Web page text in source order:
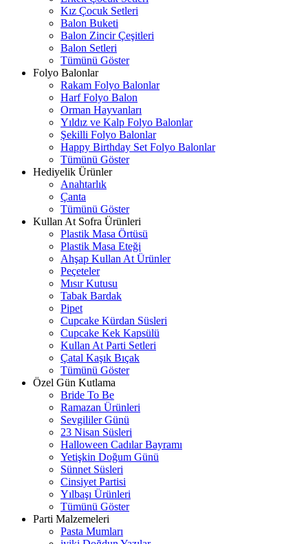
Kız Çocuk Setleri
Balon Buketi
Balon Zincir Çeşitleri
Balon Setleri
Tümünü Göster
Folyo Balonlar
Rakam Folyo Balonlar
Harf Folyo Balon
Orman Hayvanları
Yıldız ve Kalp Folyo Balonlar
Şekilli Folyo Balonlar
Happy Birthday Set Folyo Balonlar
Tümünü Göster
Hediyelik Ürünler
Anahtarlık
Çanta
Tümünü Göster
Kullan At Sofra Ürünleri
Plastik Masa Örtüsü
Plastik Masa Eteği
Ahşap Kullan At Ürünler
Peçeteler
Mısır Kutusu
Tabak Bardak
Pipet
Cupcake Kürdan Süsleri
Cupcake Kek Kapsülü
Kullan At Parti Setleri
Çatal Kaşık Bıçak
Tümünü Göster
Özel Gün Kutlama
Bride To Be
Ramazan Ürünleri
Sevgililer Günü
23 Nisan Süsleri
Halloween Cadılar Bayramı
Yetişkin Doğum Günü
Sünnet Süsleri
Cinsiyet Partisi
Yılbaşı Ürünleri
Tümünü Göster
Parti Malzemeleri
Pasta Mumları